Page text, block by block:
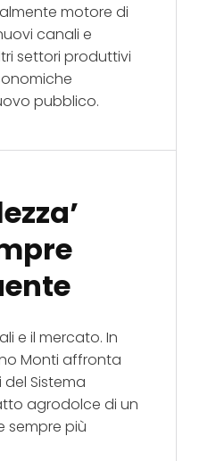
motore di
canali e
settori produttivi
pubblico.
e il mercato. In
Monti affronta
Sistema
agrodolce di un
sempre più